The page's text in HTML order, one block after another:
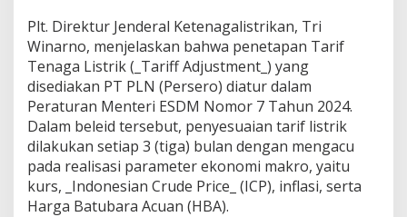
L
i
s
t
r
i
k
e
t
a
p
Plt. Direktur Jenderal Ketenagalistrikan, Tri
Winarno, menjelaskan bahwa penetapan Tarif
Tenaga Listrik (_Tariff Adjustment_) yang
disediakan PT PLN (Persero) diatur dalam
Peraturan Menteri ESDM Nomor 7 Tahun 2024.
Dalam beleid tersebut, penyesuaian tarif listrik
dilakukan setiap 3 (tiga) bulan dengan mengacu
pada realisasi parameter ekonomi makro, yaitu
kurs, _Indonesian Crude Price_ (ICP), inflasi, serta
Harga Batubara Acuan (HBA).